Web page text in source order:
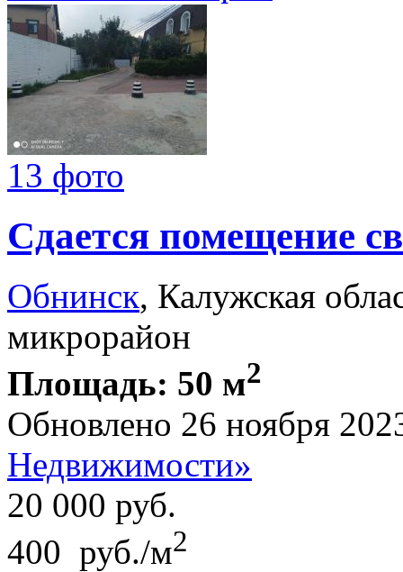
13 фото
Сдается помещение
Обнинск, Калужская
микрорайон
Площадь: 50 м2
Обновлено 26 ноября
Недвижимости»
20 000 руб.
400 руб./м2